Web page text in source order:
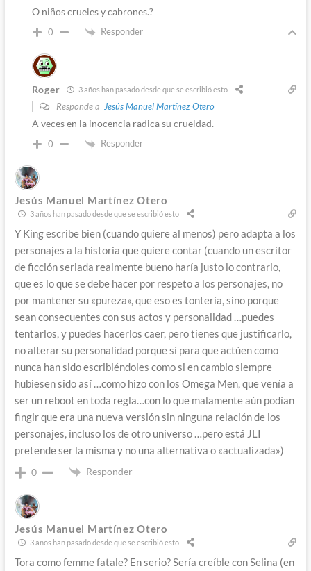
O niños crueles y cabrones.?
0 Responder
Roger 3 años han pasado desde que se escribió esto
Responde a Jesús Manuel Martínez Otero
A veces en la inocencia radica su crueldad.
0 Responder
Jesús Manuel Martínez Otero
3 años han pasado desde que se escribió esto
Y King escribe bien (cuando quiere al menos) pero adapta a los
personajes a la historia que quiere contar (cuando un escritor
de ficción seriada realmente bueno haría justo lo contrario,
que es lo que se debe hacer por respeto a los personajes, no
por mantener su «pureza», que eso es tontería, sino porque
sean consecuentes con sus actos y personalidad …puedes
tentarlos, y puedes hacerlos caer, pero tienes que justificarlo,
no alterar su personalidad porque sí para que actúen como
nunca han sido escribiéndoles como si en cambio siempre
hubiesen sido así …como hizo con los Omega Men, que venía a
ser un reboot en toda regla…con lo que malamente aún podían
fingir que era una nueva versión sin ninguna relación de los
personajes, incluso los de otro universo …pero está JLI
pretende ser la misma y no una alternativa o «actualizada»)
0 Responder
Jesús Manuel Martínez Otero
3 años han pasado desde que se escribió esto
Tora como femme fatale? En serio? Sería creíble con Selina (en